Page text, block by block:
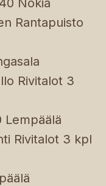
Rantapuisto
Rivitalot 3
Lempäälä
Rivitalot 3 kpl